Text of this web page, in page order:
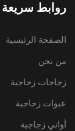
روابط سريعة
الصفحة الرئيسية
من نحن
زجاجات زجاجية
عبوات زجاجية
أواني زجاجية